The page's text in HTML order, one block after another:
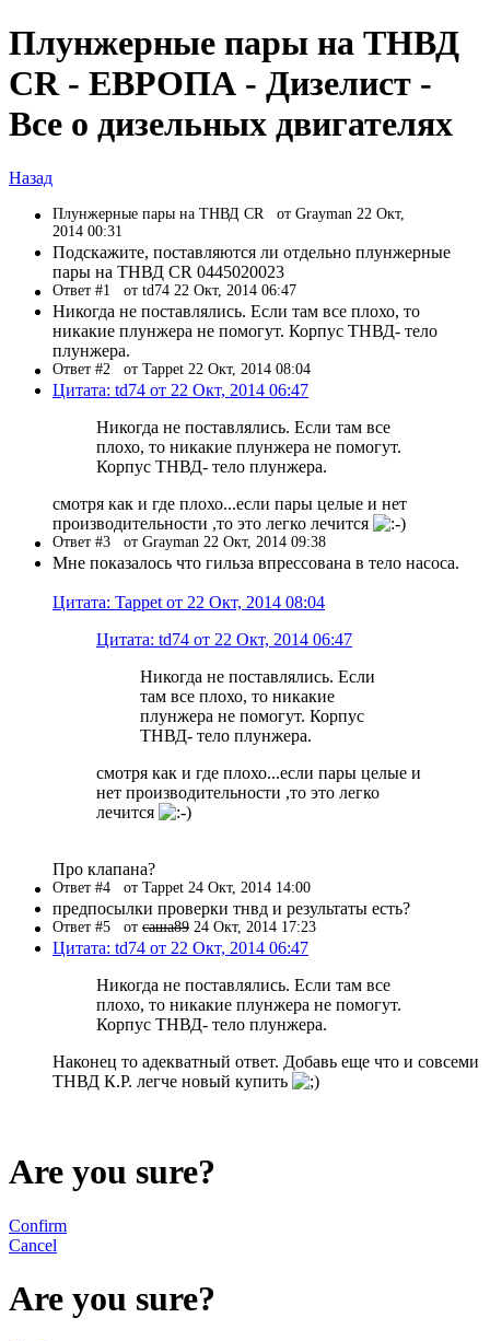
Плунжерные пары на ТНВД
CR - ЕВРОПА - Дизелист -
Все о дизельных двигателях
Назад
Плунжерные пары на ТНВД CR от Grayman 22 Окт,
2014 00:31
Подскажите, поставляются ли отдельно плунжерные
пары на ТНВД CR 0445020023
Ответ #1 от td74 22 Окт, 2014 06:47
Никогда не поставлялись. Если там все плохо, то
никакие плунжера не помогут. Корпус ТНВД- тело
плунжера.
Ответ #2 от Tappet 22 Окт, 2014 08:04
Цитата: td74 от 22 Окт, 2014 06:47
Никогда не поставлялись. Если там все
плохо, то никакие плунжера не помогут.
Корпус ТНВД- тело плунжера.
смотря как и где плохо...если пары целые и нет
производительности ,то это легко лечится
Ответ #3 от Grayman 22 Окт, 2014 09:38
Мне показалось что гильза впрессована в тело насоса.
Цитата: Tappet от 22 Окт, 2014 08:04
Цитата: td74 от 22 Окт, 2014 06:47
Никогда не поставлялись. Если
там все плохо, то никакие
плунжера не помогут. Корпус
ТНВД- тело плунжера.
смотря как и где плохо...если пары целые и
нет производительности ,то это легко
лечится
Про клапана?
Ответ #4 от Tappet 24 Окт, 2014 14:00
предпосылки проверки тнвд и результаты есть?
Ответ #5 от саша89 24 Окт, 2014 17:23
Цитата: td74 от 22 Окт, 2014 06:47
Никогда не поставлялись. Если там все
плохо, то никакие плунжера не помогут.
Корпус ТНВД- тело плунжера.
Наконец то адекватный ответ. Добавь еще что и совсеми
ТНВД К.Р. легче новый купить
Are you sure?
Confirm
Cancel
Are you sure?